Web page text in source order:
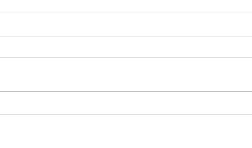
provocar rajadas de vento